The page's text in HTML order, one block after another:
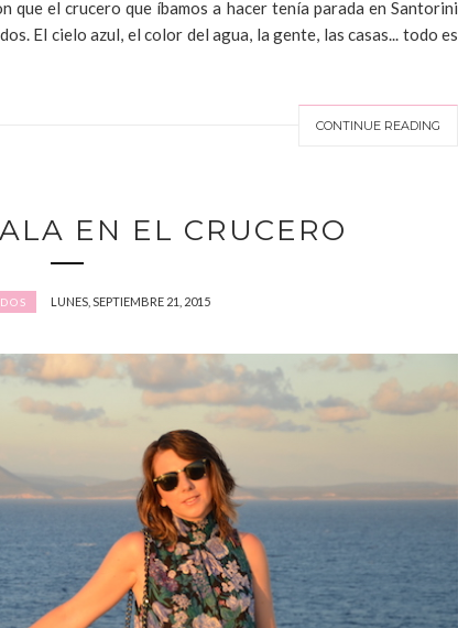
que el crucero que íbamos a hacer tenía parada en Santorini
El cielo azul, el color del agua, la gente, las casas... todo es
CONTINUE READING
EN EL CRUCERO
LUNES, SEPTIEMBRE 21, 2015